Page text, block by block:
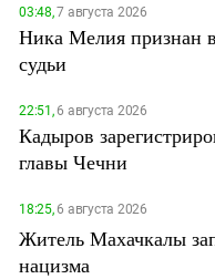
03:48,7 августа 2026
Ника Мелия признан
судьи
22:51,6 августа 2026
Кадыров
главы Чечни
18:25,6 августа 2026
Житель Махачкалы
нацизма